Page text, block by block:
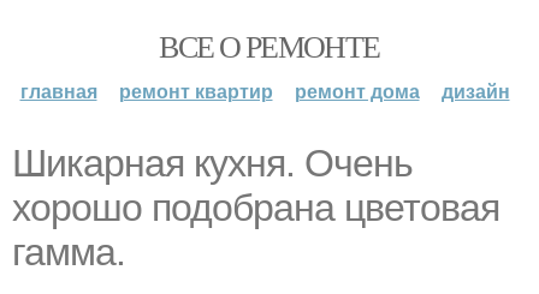
ВСЕ О РЕМОНТЕ
главная ремонт квартир ремонт дома дизайн
Шикарная кухня. Очень
хорошо подобрана цветовая
гамма.